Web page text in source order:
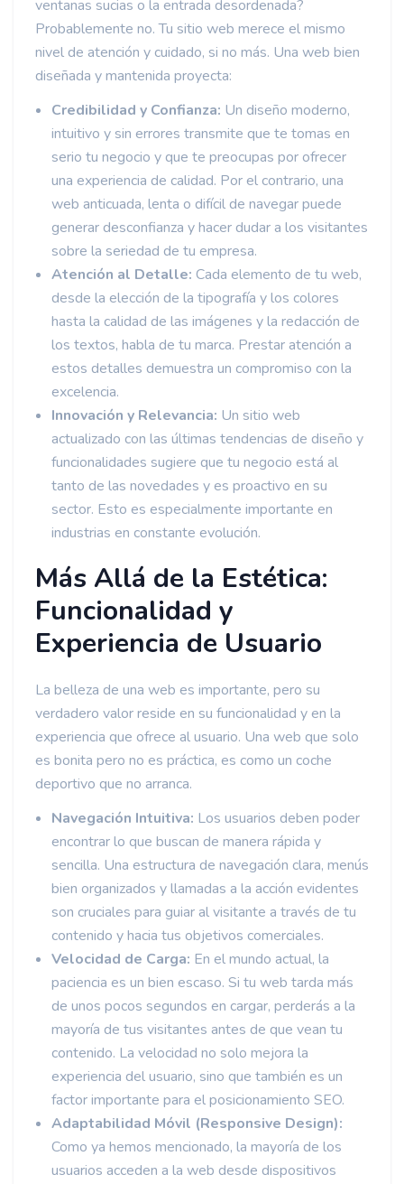
ventanas sucias o la entrada desordenada?
Probablemente no. Tu sitio web merece el mismo
nivel de atención y cuidado, si no más. Una web bien
diseñada y mantenida proyecta:
Credibilidad y Confianza: Un diseño moderno,
intuitivo y sin errores transmite que te tomas en
serio tu negocio y que te preocupas por ofrecer
una experiencia de calidad. Por el contrario, una
web anticuada, lenta o difícil de navegar puede
generar desconfianza y hacer dudar a los visitantes
sobre la seriedad de tu empresa.
Atención al Detalle: Cada elemento de tu web,
desde la elección de la tipografía y los colores
hasta la calidad de las imágenes y la redacción de
los textos, habla de tu marca. Prestar atención a
estos detalles demuestra un compromiso con la
excelencia.
Innovación y Relevancia: Un sitio web
actualizado con las últimas tendencias de diseño y
funcionalidades sugiere que tu negocio está al
tanto de las novedades y es proactivo en su
sector. Esto es especialmente importante en
industrias en constante evolución.
Más Allá de la Estética:
Funcionalidad y
Experiencia de Usuario
La belleza de una web es importante, pero su
verdadero valor reside en su funcionalidad y en la
experiencia que ofrece al usuario. Una web que solo
es bonita pero no es práctica, es como un coche
deportivo que no arranca.
Navegación Intuitiva: Los usuarios deben poder
encontrar lo que buscan de manera rápida y
sencilla. Una estructura de navegación clara, menús
bien organizados y llamadas a la acción evidentes
son cruciales para guiar al visitante a través de tu
contenido y hacia tus objetivos comerciales.
Velocidad de Carga: En el mundo actual, la
paciencia es un bien escaso. Si tu web tarda más
de unos pocos segundos en cargar, perderás a la
mayoría de tus visitantes antes de que vean tu
contenido. La velocidad no solo mejora la
experiencia del usuario, sino que también es un
factor importante para el posicionamiento SEO.
Adaptabilidad Móvil (Responsive Design):
Como ya hemos mencionado, la mayoría de los
usuarios acceden a la web desde dispositivos